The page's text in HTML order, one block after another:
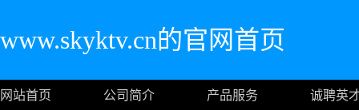
www.skyktv.cn的官网首页
网站首页 公司简介 产品服务
诚聘英